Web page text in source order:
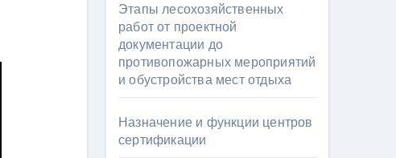
Этапы лесохозяйственных
работ от проектной
документации до
противопожарных мероприятий
и обустройства мест отдыха
Назначение и функции центров
сертификации